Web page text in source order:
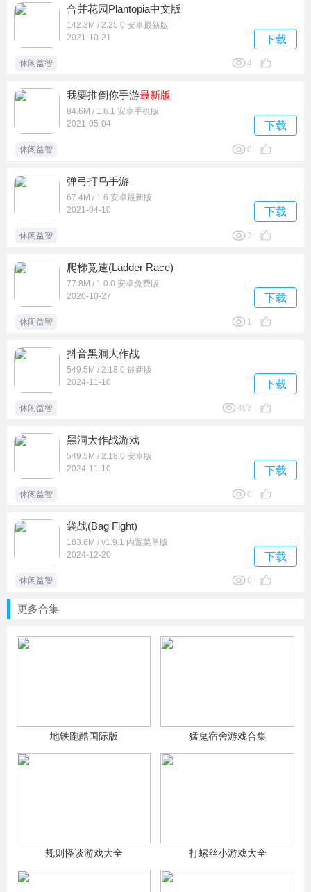
合并花园Plantopia中文版
142.3M / 2.25.0 安卓最新版
2021-10-21
下载
休闲益智 4
我要推倒你手游最新版
84.6M / 1.6.1 安卓手机版
2021-05-04
下载
休闲益智 0
弹弓打鸟手游
67.4M / 1.6 安卓最新版
2021-04-10
下载
休闲益智 2
爬梯竞速(Ladder Race)
77.8M / 1.0.0 安卓免费版
2020-10-27
下载
休闲益智 1
抖音黑洞大作战
549.5M / 2.18.0 最新版
2024-11-10
下载
休闲益智 403
黑洞大作战游戏
549.5M / 2.18.0 安卓版
2024-11-10
下载
休闲益智 0
袋战(Bag Fight)
183.6M / v1.9.1 内置菜单版
2024-12-20
下载
休闲益智 0
更多合集
地铁跑酷国际版 猛鬼宿舍游戏合集
规则怪谈游戏大全 打螺丝小游戏大全